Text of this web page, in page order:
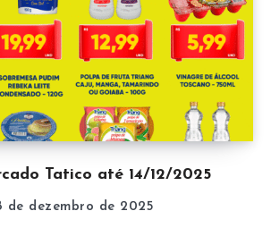
Tatico até 14/12/2025
de dezembro de 2025